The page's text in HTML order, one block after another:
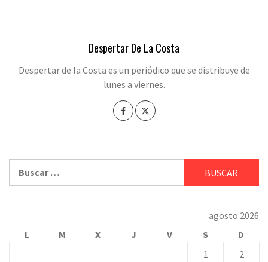
Despertar De La Costa
Despertar de la Costa es un periódico que se distribuye de
lunes a viernes.
agosto 2026
L
M X J V S
D
1
2